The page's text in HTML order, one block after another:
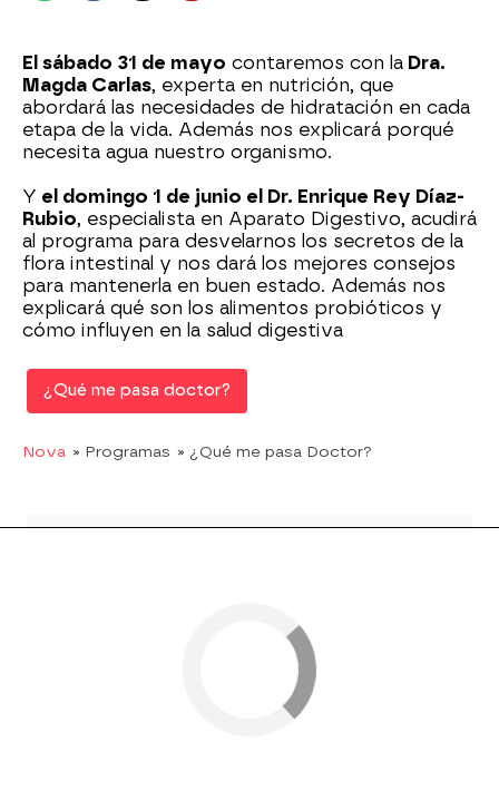
El sábado 31 de mayo contaremos con la Dra.
Magda Carlas, experta en nutrición, que
abordará las necesidades de hidratación en cada
etapa de la vida. Además nos explicará porqué
necesita agua nuestro organismo.
Y el domingo 1 de junio el Dr. Enrique Rey Díaz-
Rubio, especialista en Aparato Digestivo, acudirá
al programa para desvelarnos los secretos de la
flora intestinal y nos dará los mejores consejos
para mantenerla en buen estado. Además nos
explicará qué son los alimentos probióticos y
cómo influyen en la salud digestiva
¿Qué me pasa doctor?
Nova » Programas » ¿Qué me pasa Doctor?